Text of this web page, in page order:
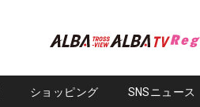
ショッピング SNSニュース